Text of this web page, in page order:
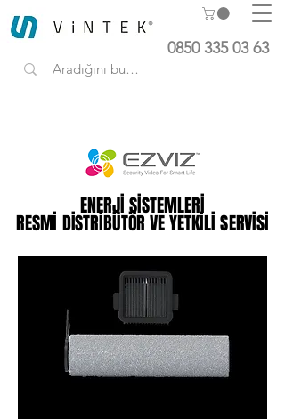
0850 335 03 63
ENERJİ SİSTEMLERİ
RESMİ DİSTRİBÜTÖR VE YETKİLİ SERVİSİ
ENERJİ SİSTEMLERİ
RESMİ DİSTRİBÜTÖR VE YETKİLİ SERVİSİ